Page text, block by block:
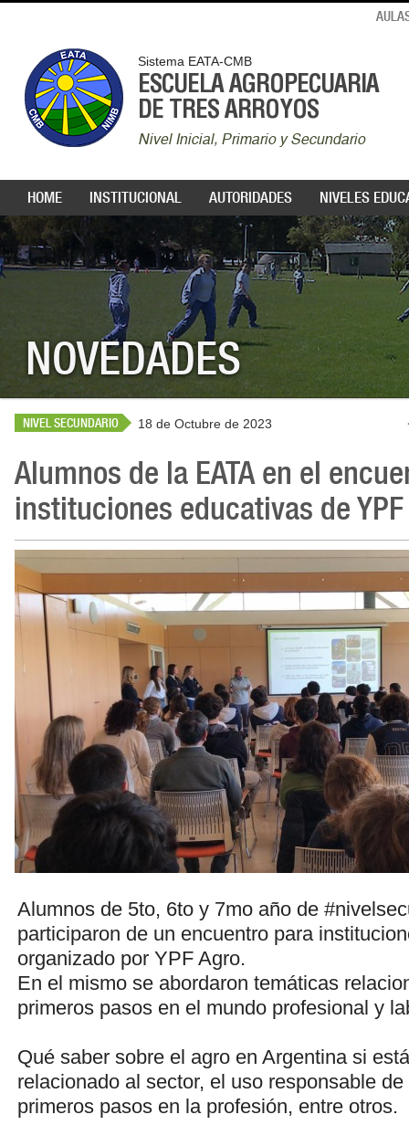
Sistema EATA-CMB
ESCUELA AGROPECUARIA
DE TRES ARROYOS
Nivel Inicial, Primario y Secundario
HOME INSTITUCIONAL AUTORIDADES NIVELES
NOVEDADES
NIVEL SECUNDARIO 18 de Octubre de 2023
Alumnos de la EATA en el
instituciones educativas de
Alumnos de 5to, 6to y 7mo año de
participaron de un encuentro para
organizado por YPF Agro.
En el mismo se abordaron temáticas
primeros pasos en el mundo profesional y
Qué saber sobre el agro en Argentina si
relacionado al sector, el uso responsable
primeros pasos en la profesión, entre otros.